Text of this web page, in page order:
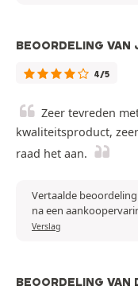
BEOORDELING VAN
4/5
Zeer tevreden
kwaliteitsproduct,
raad het aan.
Vertaalde beoordeling
na een
Verslag
BEOORDELING VAN